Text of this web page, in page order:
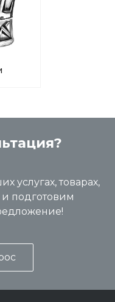
услугах, товарах,
и подготовим